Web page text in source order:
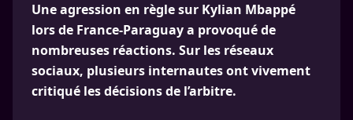
Une agression en règle sur Kylian Mbappé
lors de France-Paraguay a provoqué de
nombreuses réactions. Sur les réseaux
sociaux, plusieurs internautes ont vivement
critiqué les décisions de l’arbitre.